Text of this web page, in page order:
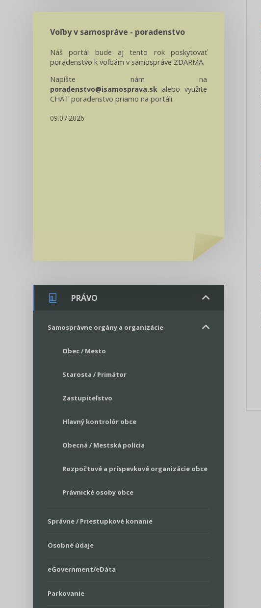
Voľby v samospráve - poradenstvo
Náš portál bude aj tento rok poskytovať
poradenstvo k voľbám v samospráve ZDARMA.
Napíšte nám na
poradenstvo@isamosprava.sk alebo využite
CHAT poradenstvo priamo na portáli.
09.07.2026
PRÁVO
Samosprávne orgány a organizácie
Obec / Mesto
Starosta / Primátor
Zastupiteľstvo
Hlavný kontrolór obce
Obecná / Mestská polícia
Rozpočtové a príspevkové organizácie obce
Právnické osoby obce
Správne / Priestupkové konanie
Osobné údaje
eGovernment/eDáta
Parkovanie